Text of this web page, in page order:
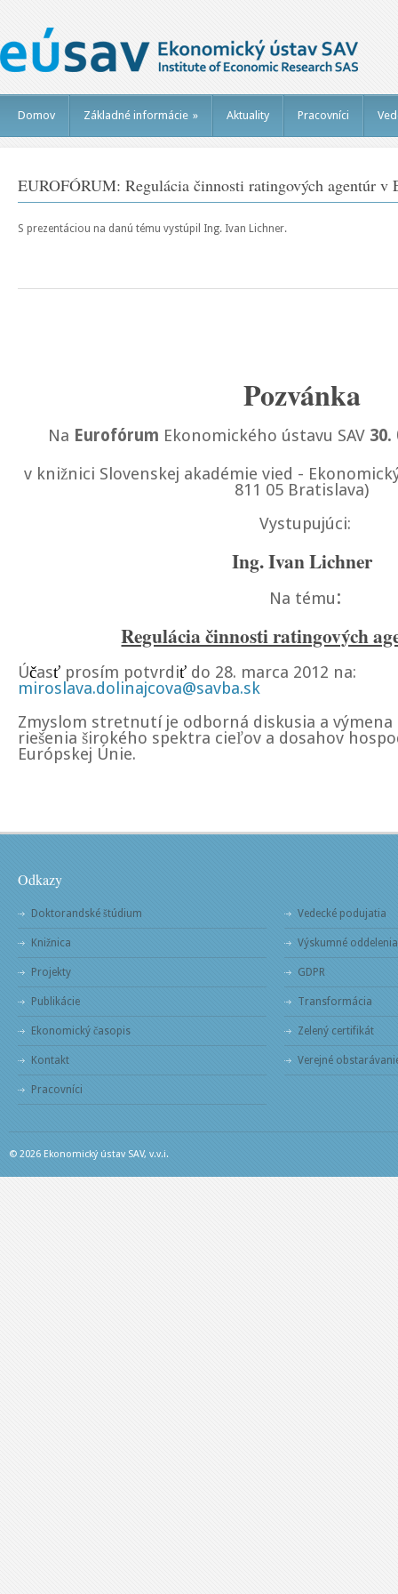
Domov Základné informácie » Aktuality Pracovníci
EUROFÓRUM: Regulácia činnosti ratingových agentúr v
S prezentáciou na danú tému vystúpil Ing. Ivan Lichner.
Pozvánka
Na Eurofórum Ekonomického ústavu SAV 30.
v knižnici Slovenskej akadémie vied -
811 05 Bratislava)
Vystupujúci:
Ing. Ivan Lichner
Na tému:
Regulácia činnosti ratingových
Účasť prosím potvrdiť do 28. marca 2012 na:
miroslava.dolinajcova@savba.sk
Zmyslom stretnutí je odborná diskusia a
riešenia širokého spektra cieľov a dosahov
Európskej Únie.
Odkazy
Doktorandské štúdium
Knižnica
Projekty
Publikácie
Ekonomický časopis
Kontakt
Pracovníci
Vedecké podujatia
Výskumné oddelenia
GDPR
Transformácia
Zelený certifikát
Verejné
© 2026 Ekonomický ústav SAV, v.v.i.